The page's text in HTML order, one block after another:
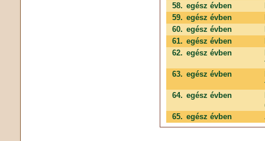
58. egész évben
59. egész évben
60. egész évben
61. egész évben
62. egész évben
63. egész évben
64. egész évben
65. egész évben